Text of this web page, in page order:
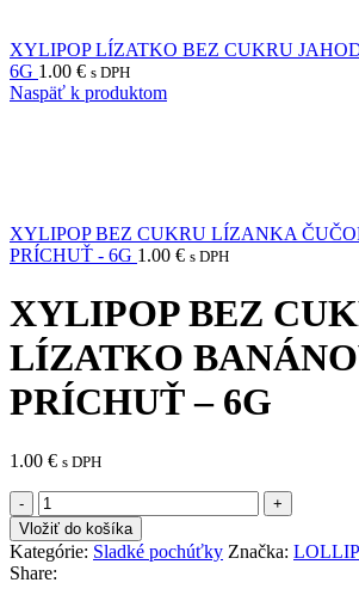
XYLIPOP LÍZATKO BEZ CUKRU
6G 1.00 € s DPH
Naspäť k produktom
XYLIPOP BEZ CUKRU LÍZANKA
PRÍCHUŤ - 6G 1.00 € s DPH
XYLIPOP BEZ
LÍZATKO
PRÍCHUŤ – 6G
1.00 € s DPH
množstvo
XYLIPOP
BEZ
CUKRU
LÍZATKO
Vložiť do košíka
Kategórie: Sladké pochúťky Značka:
Share: